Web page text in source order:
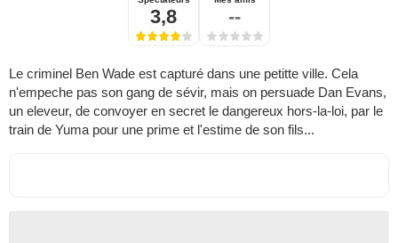
3,8 --
Le criminel Ben Wade est capturé dans une petitte ville. Cela
n'empeche pas son gang de sévir, mais on persuade Dan Evans,
un eleveur, de convoyer en secret le dangereux hors-la-loi, par le
train de Yuma pour une prime et l'estime de son fils...